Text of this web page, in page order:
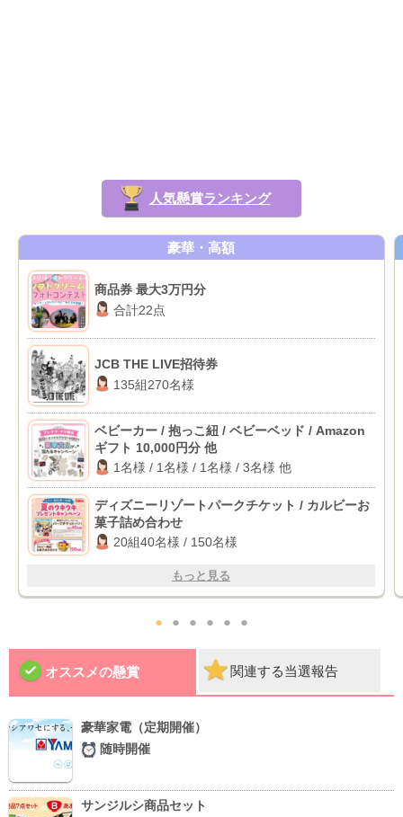
人気懸賞ランキング
豪華・高額
商品券 最大3万円分
合計22点
JCB THE LIVE招待券
135組270名様
ベビーカー / 抱っこ紐 / ベビーベッド / Amazon
ギフト 10,000円分 他
1名様 / 1名様 / 1名様 / 3名様 他
ディズニーリゾートパークチケット / カルビーお
菓子詰め合わせ
20組40名様 / 150名様
もっと見る
● ● ● ● ● ●
オススメの懸賞 関連する当選報告
豪華家電（定期開催）
随時開催
サンジルシ商品セット